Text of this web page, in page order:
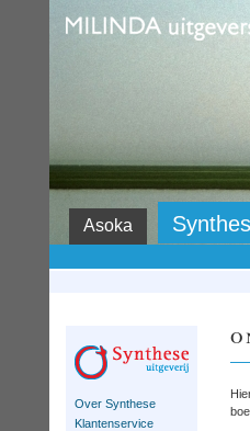
Asoka
Over Synthese
Klantenservice